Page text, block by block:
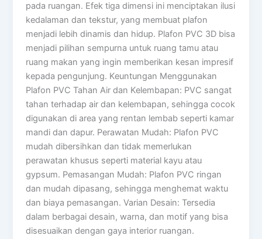
pada ruangan. Efek tiga dimensi ini menciptakan ilusi
kedalaman dan tekstur, yang membuat plafon
menjadi lebih dinamis dan hidup. Plafon PVC 3D bisa
menjadi pilihan sempurna untuk ruang tamu atau
ruang makan yang ingin memberikan kesan impresif
kepada pengunjung. Keuntungan Menggunakan
Plafon PVC Tahan Air dan Kelembapan: PVC sangat
tahan terhadap air dan kelembapan, sehingga cocok
digunakan di area yang rentan lembab seperti kamar
mandi dan dapur. Perawatan Mudah: Plafon PVC
mudah dibersihkan dan tidak memerlukan
perawatan khusus seperti material kayu atau
gypsum. Pemasangan Mudah: Plafon PVC ringan
dan mudah dipasang, sehingga menghemat waktu
dan biaya pemasangan. Varian Desain: Tersedia
dalam berbagai desain, warna, dan motif yang bisa
disesuaikan dengan gaya interior ruangan.